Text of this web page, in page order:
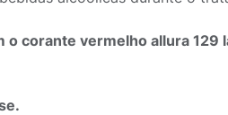
corante vermelho allura 129